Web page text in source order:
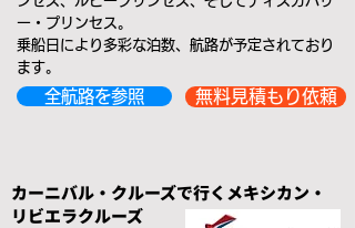
ー・プリンセス。
​乗船日により多彩な泊数、航路が予定されており
ます。
全航路を参照 無料見積もり依頼
カーニバル・クルーズで行くメキシカン・
リビエラクルーズ